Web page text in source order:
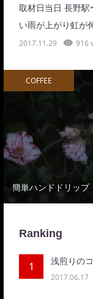
取材日当日 長野
い雨が上がり虹が
2017.11.29 916
COFFEE
簡単ハンドドリップ
Ranking
1 浅煎りの
2017.06.17